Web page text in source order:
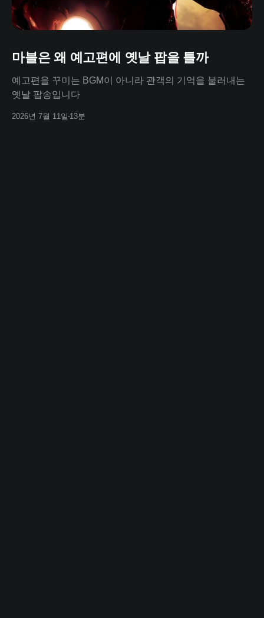
마블은 왜 예고편에 옛날 팝을 틀까
예고편을 꾸미는 BGM이 아니라 관객의 기억을 불러내는
옛날 팝송입니다
2026년 7월 11일 13분